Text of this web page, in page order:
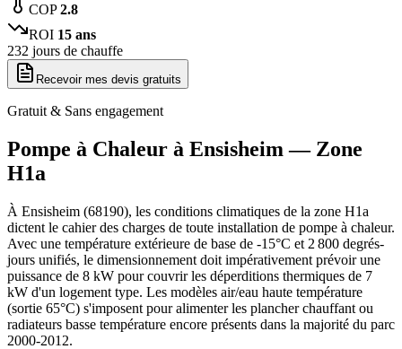
COP2.8
ROI 15 ans
232 jours de chauffe
Recevoir mes devis gratuits
Gratuit & Sans engagement
Pompe à Chaleur à Ensisheim — Zone
H1a
À Ensisheim (68190), les conditions climatiques de la zone H1a
dictent le cahier des charges de toute installation de pompe à chaleur.
Avec une température extérieure de base de -15°C et 2 800 degrés-
jours unifiés, le dimensionnement doit impérativement prévoir une
puissance de 8 kW pour couvrir les déperditions thermiques de 7
kW d'un logement type. Les modèles air/eau haute température
(sortie 65°C) s'imposent pour alimenter les plancher chauffant ou
radiateurs basse température encore présents dans la majorité du parc
2000-2012.